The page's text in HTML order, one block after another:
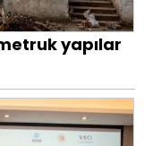
yapılar